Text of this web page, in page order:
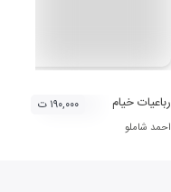
رباعیات خیام
احمد شاملو
۱۹۰,۰۰۰ ت